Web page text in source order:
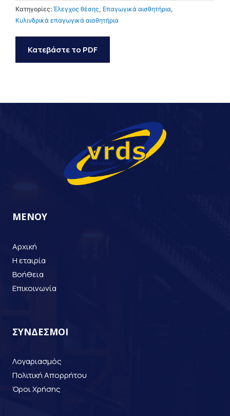
Κατηγορίες: Έλεγχος θέσης, Επαγωγικά αισθητήρια,
Κυλινδρικά επαγωγικά αισθητήρια
Κατεβάστε το PDF
ΜΕΝΟΥ
Αρχική
Η εταιρία
Βοήθεια
Επικοινωνία
ΣΥΝΔΕΣΜΟΙ
Λογαριασμός
Πολιτική Απορρήτου
Όροι Χρήσης